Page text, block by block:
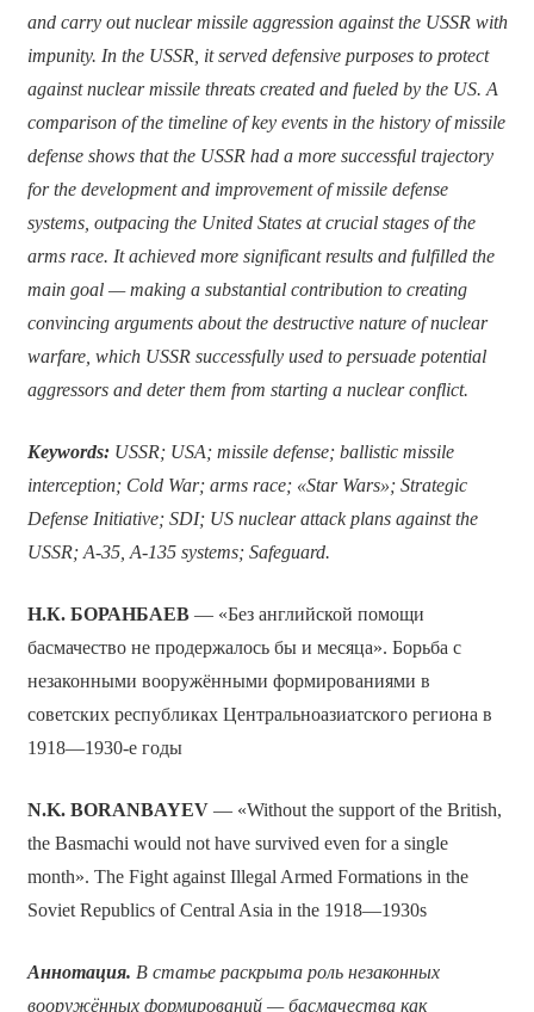
and carry out nuclear missile aggression against the USSR with
impunity. In the USSR, it served defensive purposes to protect
against nuclear missile threats created and fueled by the US. A
comparison of the timeline of key events in the history of missile
defense shows that the USSR had a more successful trajectory
for the development and improvement of missile defense
systems, outpacing the United States at crucial stages of the
arms race. It achieved more significant results and fulfilled the
main goal — making a substantial contribution to creating
convincing arguments about the destructive nature of nuclear
warfare, which USSR successfully used to persuade potential
aggressors and deter them from starting a nuclear conflict.
Keywords:USSR; USA; missile defense; ballistic missile
interception; Cold War; arms race; «Star Wars»; Strategic
Defense Initiative; SDI; US nuclear attack plans against the
USSR; A-35, A-135 systems; Safeguard.
Н.К. БОРАНБАЕВ— «Без английской помощи
басмачество не продержалось бы и месяца». Борьба с
незаконными вооружёнными формированиями в
советских республиках Центральноазиатского региона в
1918—1930-е годы
N.K. BORANBAYEV — «Without the support of the British,
the Basmachi would not have survived even for a single
month». The Fight against Illegal Armed Formations in the
Soviet Republics of Central Asia in the 1918—1930s
Аннотация. В статье раскрыта роль незаконных
вооружённых формирований — басмачества как